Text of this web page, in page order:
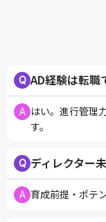
AD経験は転職
はい。進行管理
す。
ディレクター
育成前提・ポテ